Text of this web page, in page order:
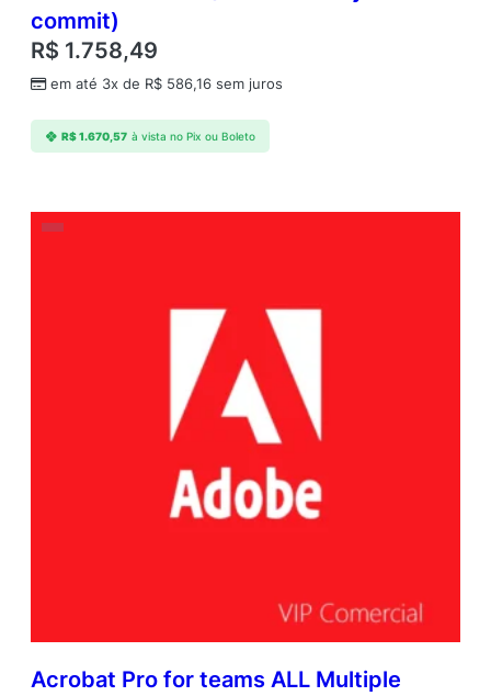
commit)
R$ 1.758,49
em até 3x de R$ 586,16 sem juros
R$1.670,57 à vista no Pix ou Boleto
Acrobat Pro for teams ALL Multiple